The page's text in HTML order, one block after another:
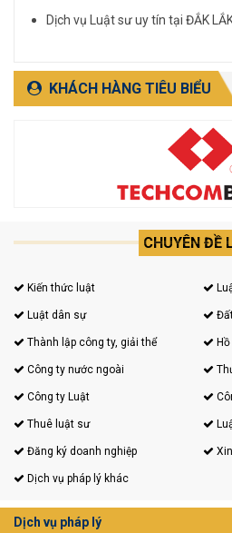
Dịch vụ Luật sư uy tín tại ĐẮK LẮK
Dịch vụ Luật sư uy tín tại
KHÁCH HÀNG TIÊU BIỂU
CHUYÊN ĐỀ
Kiến thức luật
Luật dân sự
Thành lập công ty, giải thể
Công ty nước ngoài
Công ty Luật
Thuê luật sư
Đăng ký doanh nghiệp
Dịch vụ pháp lý khác
Dịch vụ pháp lý